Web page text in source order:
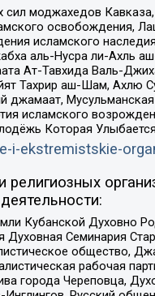
моджахедов Кавказа,
освобождения,
исламского
аль-Нусра ли-Ахль
Ат-Тавхида Валь-
Тахрир аш-Шам, Ахлю
джамаат,
исламского
Которая
i-ekstremistskie-
Кубанской Духовно
Семинария
общество,
рабочая
города Череповца,